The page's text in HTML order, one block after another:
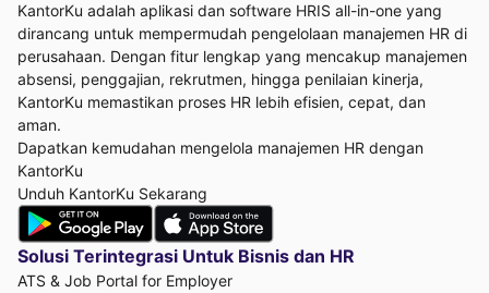
KantorKu adalah aplikasi dan software HRIS all-in-one yang
dirancang untuk mempermudah pengelolaan manajemen HR di
perusahaan. Dengan fitur lengkap yang mencakup manajemen
absensi, penggajian, rekrutmen, hingga penilaian kinerja,
KantorKu memastikan proses HR lebih efisien, cepat, dan
aman.
Dapatkan kemudahan mengelola manajemen HR dengan
KantorKu
Unduh KantorKu Sekarang
Solusi Terintegrasi Untuk Bisnis dan HR
ATS & Job Portal for Employer